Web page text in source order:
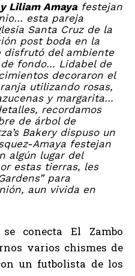
Liliam Amayafestejan
esta pareja
Santa Cruz de la
post boda en la
disfrutó del ambiente
fondo… Lidabel de
decoraron el
utilizando rosas,
y margarita…
recordamos
de árbol de
Bakery dispuso un
Amaya festejan
algún lugar del
estas tierras, les
para
aun vivida en
conecta El Zambo
varios chismes de
un futbolista de los